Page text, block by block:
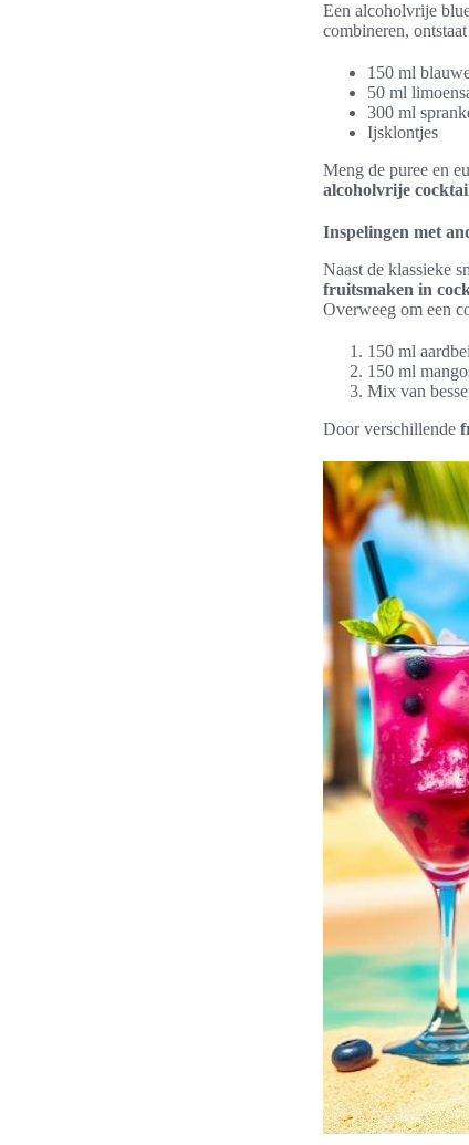
Een alcoholvrije
combineren,
150 ml
50 ml
300 ml
Ijsklontjes
Meng de puree en
alcoholvrije
Inspelingen met
Naast de klassieke
fruitsmaken in
Overweeg om een
150 ml
150 ml
Mix van
Door verschillende